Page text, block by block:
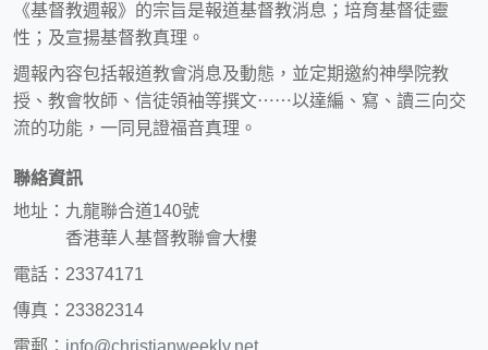
《基督教週報》的宗旨是報道基督教消息；培育基督徒靈
性；及宣揚基督教真理。
週報內容包括報道教會消息及動態，並定期邀約神學院教
授、教會牧師、信徒領袖等撰文⋯⋯以達編、寫、讀三向交
流的功能，一同見證福音真理。
聯絡資訊
地址：九龍聯合道140號
香港華人基督教聯會大樓
電話：23374171
傳真：23382314